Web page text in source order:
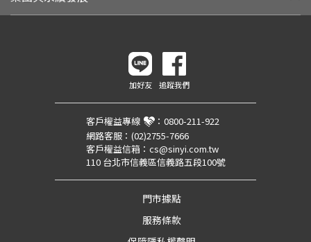
加好友 追蹤我們
客戶權益專線 ： 0800-211-922
網路客服： (02)2755-7666
客戶權益信箱： cs@sinyi.com.tw
110 台北市信義區信義路五段100號
門市據點
服務條款